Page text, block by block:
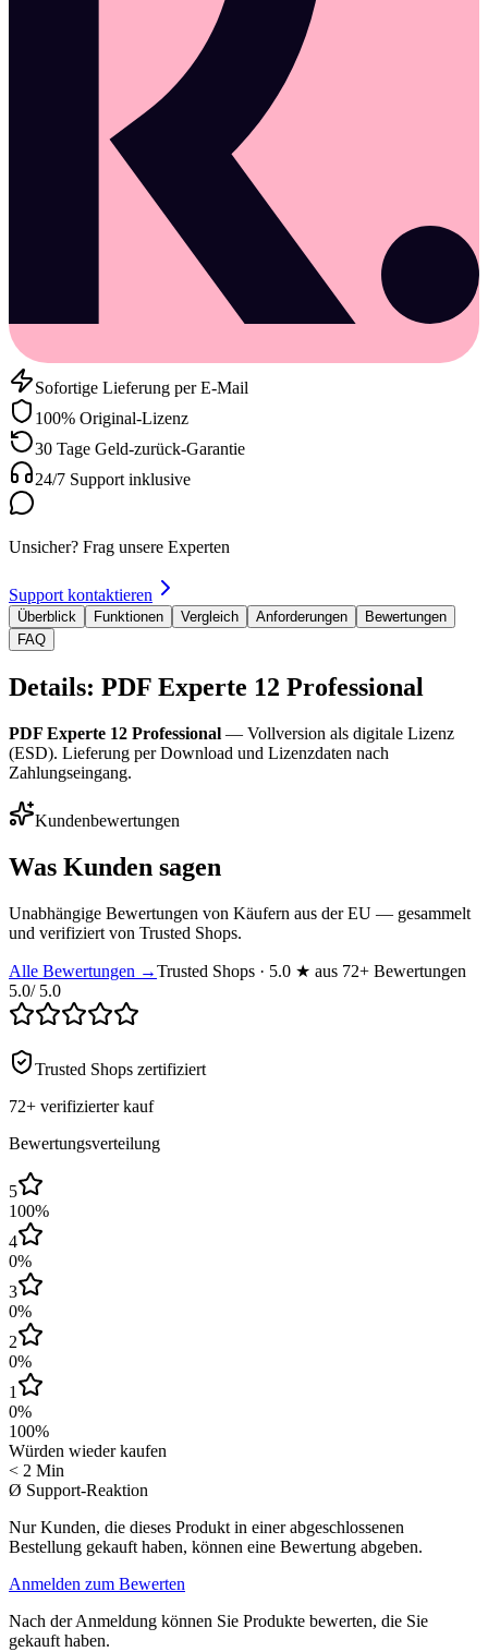
Sofortige Lieferung per E-Mail
100% Original-Lizenz
30 Tage Geld-zurück-Garantie
24/7 Support inklusive
Unsicher? Frag unsere Experten
Support kontaktieren
Überblick Funktionen Vergleich Anforderungen
Bewertungen
FAQ
Details: PDF Experte 12 Professional
PDF Experte 12 Professional — Vollversion als digitale Lizenz
(ESD). Lieferung per Download und Lizenzdaten nach
Zahlungseingang.
Kundenbewertungen
Was Kunden sagen
Unabhängige Bewertungen von Käufern aus der EU — gesammelt
und verifiziert von Trusted Shops.
Alle Bewertungen →Trusted Shops · 5.0 ★ aus 72+ Bewertungen
5.0/ 5.0
Trusted Shops zertifiziert
72+ verifizierter kauf
Bewertungsverteilung
5
100%
4
0%
3
0%
2
0%
1
0%
100%
Würden wieder kaufen
< 2 Min
Ø Support-Reaktion
Nur Kunden, die dieses Produkt in einer abgeschlossenen
Bestellung gekauft haben, können eine Bewertung abgeben.
Anmelden zum Bewerten
Nach der Anmeldung können Sie Produkte bewerten, die Sie
gekauft haben.